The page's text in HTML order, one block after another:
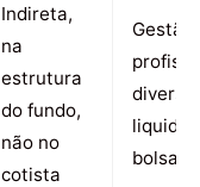
Indireta,
na
estrutura
do fundo,
não no
cotista
Gestão
bolsa